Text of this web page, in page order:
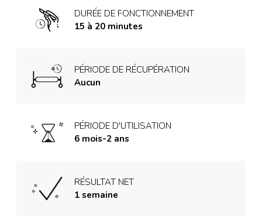
DURÉE DE FONCTIONNEMENT
15 à 20 minutes
PÉRIODE DE RÉCUPÉRATION
Aucun
PÉRIODE D'UTILISATION
6 mois-2 ans
RÉSULTAT NET
1 semaine